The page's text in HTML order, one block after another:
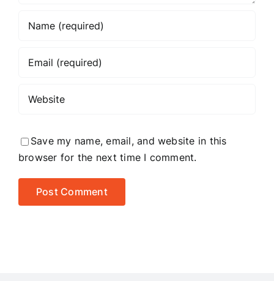
Save my name, email, and website in this
browser for the next time I comment.